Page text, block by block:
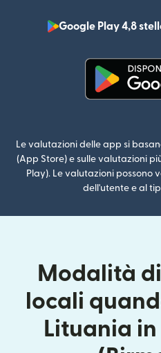
Google Play 4,8
Le valutazioni delle app si
(App Store) e sulle valutazioni
Play). Le valutazioni possono
dell'utente e al
Modalità
locali
Lituania